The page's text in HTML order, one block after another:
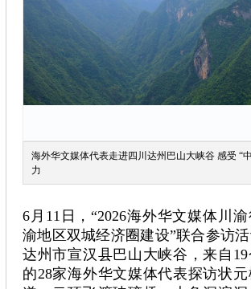
海外华文媒体代表走进四川达州巴山大峡谷 感受 “
力
6月11日，“2026海外华文媒体川
渝地区双城经济圈建设”联合参访
达州市宣汉县巴山大峡谷，来自
的28家海外华文媒体代表探访状